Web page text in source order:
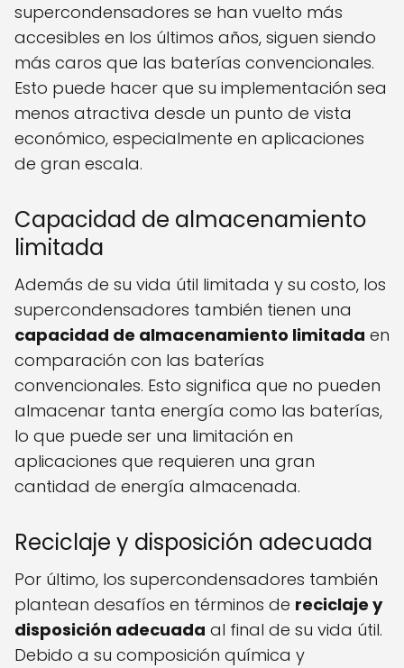
supercondensadores se han vuelto más
accesibles en los últimos años, siguen siendo
más caros que las baterías convencionales.
Esto puede hacer que su implementación sea
menos atractiva desde un punto de vista
económico, especialmente en aplicaciones
de gran escala.
Capacidad de almacenamiento
limitada
Además de su vida útil limitada y su costo, los
supercondensadores también tienen una
capacidad de almacenamiento limitada en
comparación con las baterías
convencionales. Esto significa que no pueden
almacenar tanta energía como las baterías,
lo que puede ser una limitación en
aplicaciones que requieren una gran
cantidad de energía almacenada.
Reciclaje y disposición adecuada
Por último, los supercondensadores también
plantean desafíos en términos de reciclaje y
disposición adecuada al final de su vida útil.
Debido a su composición química y